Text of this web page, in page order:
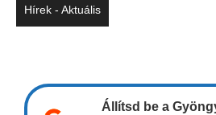
Hírek - Aktuális
Állítsd be a